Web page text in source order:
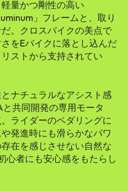
量かつ剛性の高い
」フレームと、取り
。クロスバイクの美点で
をEバイクに落とし込んだ
ストから支持されてい
ナチュラルなアシスト感
共同開発の専用モータ
ライダーのペダリングに
発進時にも滑らかなパワ
在を感じさせない自然な
心者にも安心感をもたらし